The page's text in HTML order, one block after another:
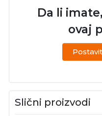
Da li
ovaj
Slični proizvodi